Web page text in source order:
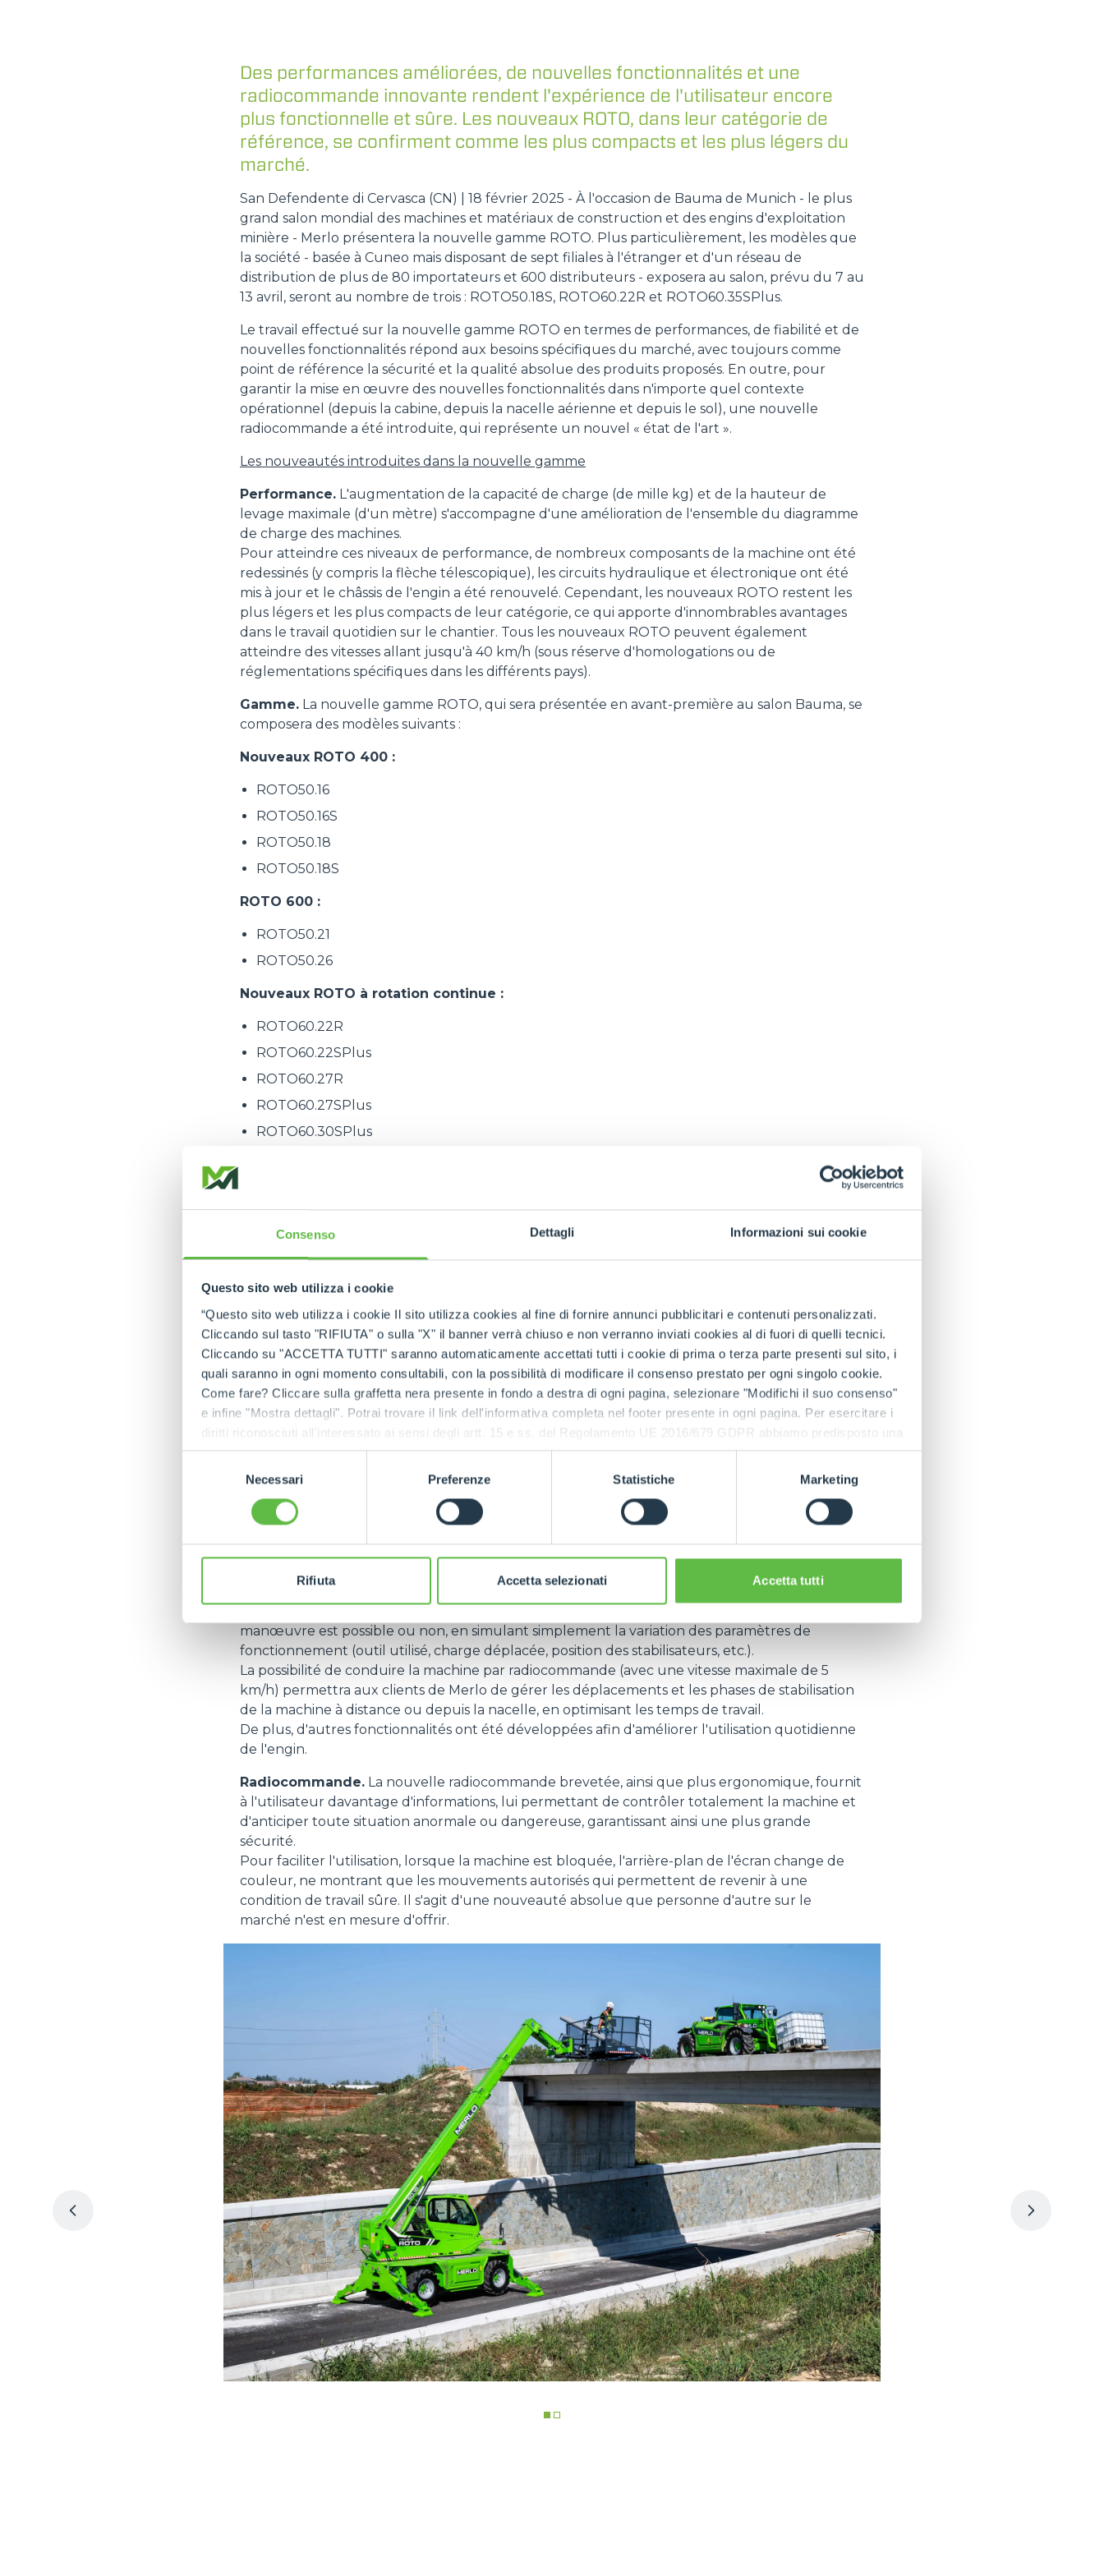
Consenso Dettagli Informazioni sui cookie
Questo sito web utilizza i cookie
“Questo sito web utilizza i cookie Il sito utilizza cookies al fine di fornire annunci pubblicitari e contenuti personalizzati.
Cliccando sul tasto "RIFIUTA" o sulla "X" il banner verrà chiuso e non verranno inviati cookies al di fuori di quelli tecnici.
Cliccando su "ACCETTA TUTTI" saranno automaticamente accettati tutti i cookie di prima o terza parte presenti sul sito, i
quali saranno in ogni momento consultabili, con la possibilità di modificare il consenso prestato per ogni singolo cookie.
Come fare? Cliccare sulla graffetta nera presente in fondo a destra di ogni pagina, selezionare "Modifichi il suo consenso"
e infine "Mostra dettagli". Potrai trovare il link dell'informativa completa nel footer presente in ogni pagina. Per esercitare i
diritti riconosciuti all'interessato ai sensi degli artt. 15 e ss. del Regolamento UE 2016/679 GDPR abbiamo predisposto una
apposita procedura.
Necessari Preferenze Statistiche Marketing
Rifiuta Accetta selezionati Accetta tutti
ÉQUIPEMENTS TOUT AFFICHER
FOURCHES
GODET
FOURCHES ET PINCES
CROCHETS
SPECIAL
Des performances améliorées, de nouvelles fonctionnalités et une
radiocommande innovante rendent l'expérience de l'utilisateur encore
plus fonctionnelle et sûre. Les nouveaux ROTO, dans leur catégorie de
référence, se confirment comme les plus compacts et les plus légers du
marché.
San Defendente di Cervasca (CN) | 18 février 2025 - À l'occasion de Bauma de Munich - le plus
grand salon mondial des machines et matériaux de construction et des engins d'exploitation
minière - Merlo présentera la nouvelle gamme ROTO. Plus particulièrement, les modèles que
la société - basée à Cuneo mais disposant de sept filiales à l'étranger et d'un réseau de
distribution de plus de 80 importateurs et 600 distributeurs - exposera au salon, prévu du 7 au
13 avril, seront au nombre de trois : ROTO50.18S, ROTO60.22R et ROTO60.35SPlus.
Le travail effectué sur la nouvelle gamme ROTO en termes de performances, de fiabilité et de
nouvelles fonctionnalités répond aux besoins spécifiques du marché, avec toujours comme
point de référence la sécurité et la qualité absolue des produits proposés. En outre, pour
garantir la mise en œuvre des nouvelles fonctionnalités dans n'importe quel contexte
opérationnel (depuis la cabine, depuis la nacelle aérienne et depuis le sol), une nouvelle
radiocommande a été introduite, qui représente un nouvel « état de l'art ».
Les nouveautés introduites dans la nouvelle gamme
Performance. L'augmentation de la capacité de charge (de mille kg) et de la hauteur de
levage maximale (d'un mètre) s'accompagne d'une amélioration de l'ensemble du diagramme
de charge des machines.
Pour atteindre ces niveaux de performance, de nombreux composants de la machine ont été
redessinés (y compris la flèche télescopique), les circuits hydraulique et électronique ont été
mis à jour et le châssis de l'engin a été renouvelé. Cependant, les nouveaux ROTO restent les
plus légers et les plus compacts de leur catégorie, ce qui apporte d'innombrables avantages
dans le travail quotidien sur le chantier. Tous les nouveaux ROTO peuvent également
atteindre des vitesses allant jusqu'à 40 km/h (sous réserve d'homologations ou de
réglementations spécifiques dans les différents pays).
Gamme. La nouvelle gamme ROTO, qui sera présentée en avant-première au salon Bauma, se
composera des modèles suivants :
Nouveaux ROTO 400 :
ROTO50.16
ROTO50.16S
ROTO50.18
ROTO50.18S
ROTO 600 :
ROTO50.21
ROTO50.26
Nouveaux ROTO à rotation continue :
ROTO60.22R
ROTO60.22SPlus
ROTO60.27R
ROTO60.27SPlus
ROTO60.30SPlus
ROTO75.28SPlus
C'est pour répondre aux besoins du monde de la location qu'est née la configuration « R » : la
même puissance et la même fiabilité que les versions « SPlus », mais avec une gestion
simplifiée, parfaite pour les utilisateurs occasionnels. Une innovation qui allie performances,
Fonctionnalités électroniques.
De nombreuses mises à jour ont été apportées aux fonctionnalités électroniques de la
machine afin d'améliorer l'expérience d'utilisation.
La première modification a porté sur la vitesse de la flèche, qui a toujours été un point fort des
chargeurs télescopiques Rotatifs Merlo, pour la rendre plus fluide et linéaire.
Une autre nouveauté particulièrement significative a consisté en l'introduction du « Set-
point » (ou point de consigne), une fonction qui permet à la flèche de revenir de manière
autonome à un point préalablement mémorisé avec une rapidité maximale et dans des
répétitives.
ou horizontale pendant l'extension et la rétraction - l'opérateur peut effectuer des travaux
manœuvre est possible ou non, en simulant simplement la variation des paramètres de
fonctionnement (outil utilisé, charge déplacée, position des stabilisateurs, etc.).
La possibilité de conduire la machine par radiocommande (avec une vitesse maximale de 5
km/h) permettra aux clients de Merlo de gérer les déplacements et les phases de stabilisation
de la machine à distance ou depuis la nacelle, en optimisant les temps de travail.
De plus, d'autres fonctionnalités ont été développées afin d'améliorer l'utilisation quotidienne
de l'engin.
Radiocommande. La nouvelle radiocommande brevetée, ainsi que plus ergonomique, fournit
à l'utilisateur davantage d'informations, lui permettant de contrôler totalement la machine et
d'anticiper toute situation anormale ou dangereuse, garantissant ainsi une plus grande
sécurité.
Pour faciliter l'utilisation, lorsque la machine est bloquée, l'arrière-plan de l'écran change de
couleur, ne montrant que les mouvements autorisés qui permettent de revenir à une
condition de travail sûre. Il s'agit d'une nouveauté absolue que personne d'autre sur le
marché n'est en mesure d'offrir.